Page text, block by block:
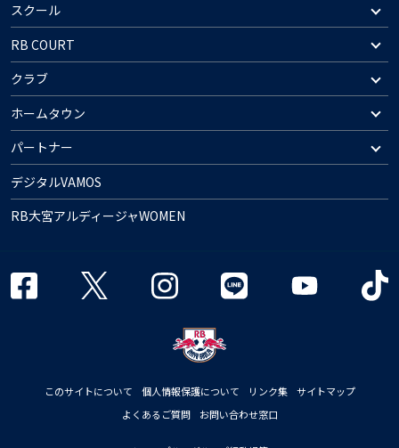
スクール
RB COURT
クラブ
ホームタウン
パートナー
デジタルVAMOS
RB大宮アルディージャWOMEN
このサイトについて 個人情報保護について リンク集
サイトマップ
よくあるご質問
お問い合わせ窓口